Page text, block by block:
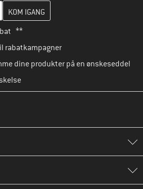
her, og opret i næste trin din
**
rabatkampagner
dine produkter på en ønskeseddel